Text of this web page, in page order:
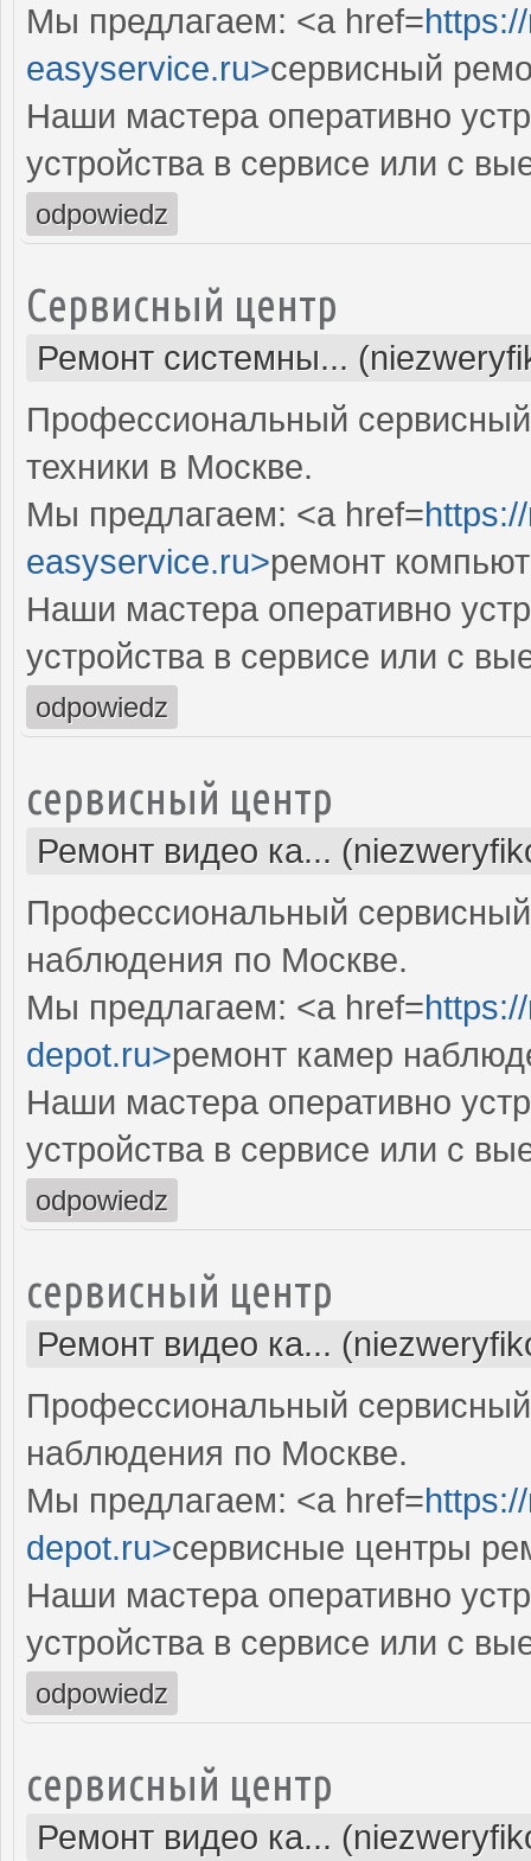
Мы предлагаем: <a href=
easyservice.ru>сервисный
Наши мастера оперативно
устройства в сервисе или с
odpowiedz
Сервисный центр
Ремонт системны...
Профессиональный
техники в Москве.
Мы предлагаем: <a href=
easyservice.ru>ремонт
Наши мастера оперативно
устройства в сервисе или с
odpowiedz
сервисный центр
Ремонт видео ка...
Профессиональный
наблюдения по Москве.
Мы предлагаем: <a href=
depot.ru>ремонт камер
Наши мастера оперативно
устройства в сервисе или с
odpowiedz
сервисный центр
Ремонт видео ка...
Профессиональный
наблюдения по Москве.
Мы предлагаем: <a href=
depot.ru>сервисные центры
Наши мастера оперативно
устройства в сервисе или с
odpowiedz
сервисный центр
Ремонт видео ка...